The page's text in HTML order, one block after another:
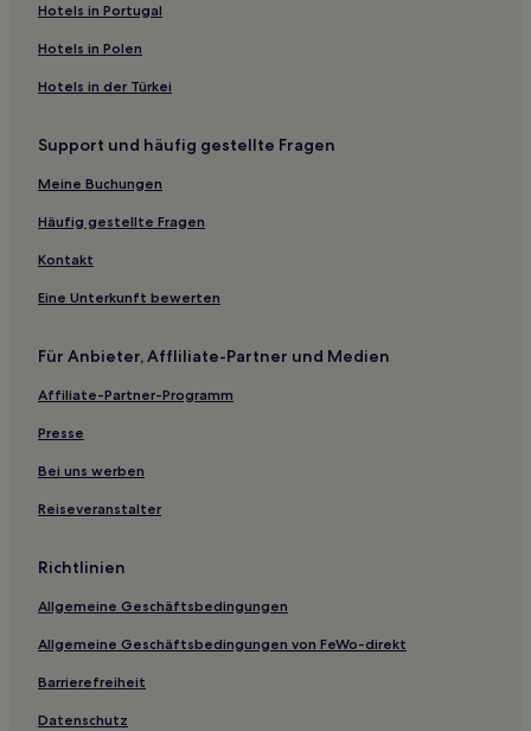
Milmort: Hotels
Boncelles Hotels
Hotels nahe Le Labyrinthe
Hotels in Portugal
Hotels in Polen
Hotels in der Türkei
Support und häufig gestellte Fragen
Meine Buchungen
Häufig gestellte Fragen
Kontakt
Eine Unterkunft bewerten
Für Anbieter, Affliliate-Partner und Medien
Affiliate-Partner-Programm
Presse
Bei uns werben
Reiseveranstalter
Richtlinien
Allgemeine Geschäftsbedingungen
Allgemeine Geschäftsbedingungen von FeWo-direkt
Barrierefreiheit
Datenschutz